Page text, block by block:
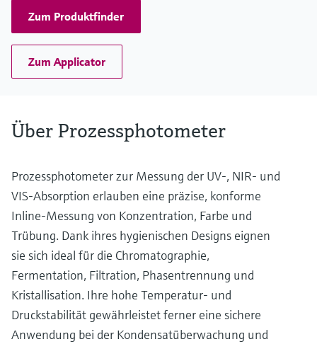
Zum Produktfinder
Zum Applicator
Über Prozessphotometer
Prozessphotometer zur Messung der UV-, NIR- und
VIS-Absorption erlauben eine präzise, konforme
Inline-Messung von Konzentration, Farbe und
Trübung. Dank ihres hygienischen Designs eignen
sie sich ideal für die Chromatographie,
Fermentation, Filtration, Phasentrennung und
Kristallisation. Ihre hohe Temperatur- und
Druckstabilität gewährleistet ferner eine sichere
Anwendung bei der Kondensatüberwachung und